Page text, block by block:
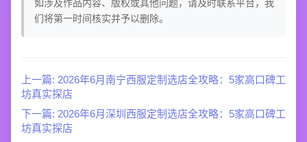
如涉及作品内容、版权或其他问题，请及时联系平台，我
们将第一时间核实并予以删除。
上一篇: 2026年6月南宁西服定制选店全攻略：5家高口碑工
坊真实探店
下一篇: 2026年6月深圳西服定制选店全攻略：5家高口碑工
坊真实探店